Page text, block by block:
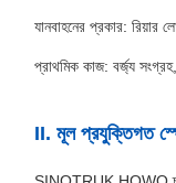
যানবাহনের প্রকার: রিয়ার
প্রাথমিক কাজ: বর্জ্য
II. মূল প্রযুক্তিগত